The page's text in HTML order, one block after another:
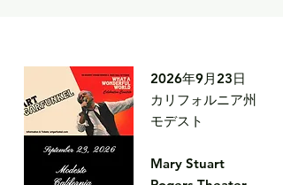
2026年9月23日
カリフォルニア州
モデスト
Mary Stuart